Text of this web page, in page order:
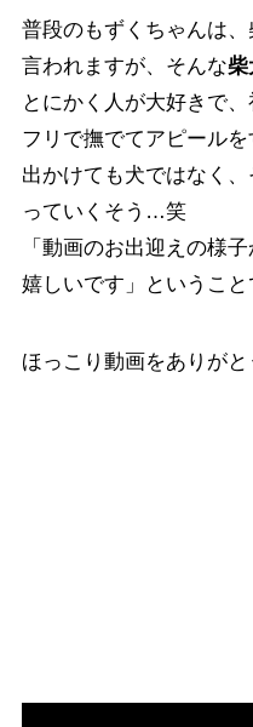
普段のもずくちゃんは
言われますが、そんな柴
とにかく人が大好きで
フリで撫でてアピール
出かけても犬ではなく
っていくそう…笑
「動画のお出迎えの様
嬉しいです」ということ
ほっこり動画をありがと